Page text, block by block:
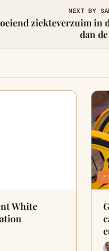
NEXT BY
ziekteverzuim in
dan
White